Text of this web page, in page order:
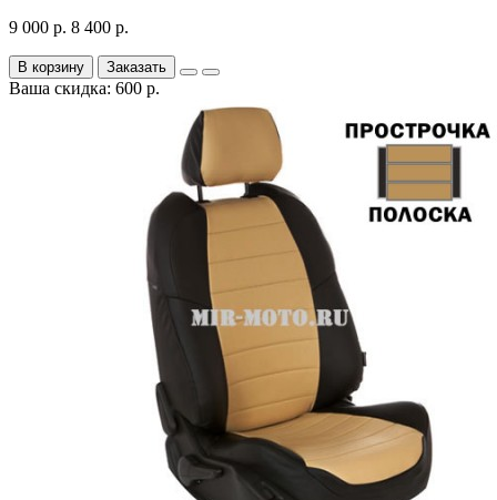
9 000 р. 8 400 р.
В корзину Заказать
Ваша скидка: 600 р.